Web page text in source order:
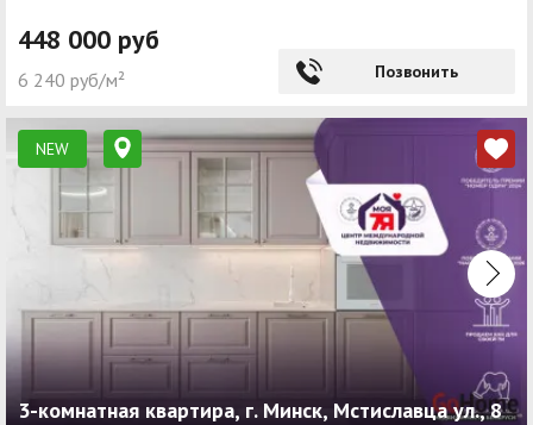
448 000 руб
6 240 руб/м² Позвонить
NEW
3-комнатная квартира, г. Минск, Мстиславца ул., 8